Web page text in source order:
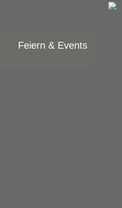
Feiern & Events